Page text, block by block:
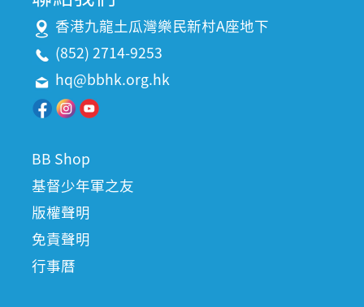
香港九龍土瓜灣樂民新村A座地下
(852) 2714-9253
hq@bbhk.org.hk
BB Shop
基督少年軍之友
版權聲明
免責聲明
行事曆